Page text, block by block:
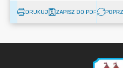
DRUKUJ ZAPISZ DO PDF